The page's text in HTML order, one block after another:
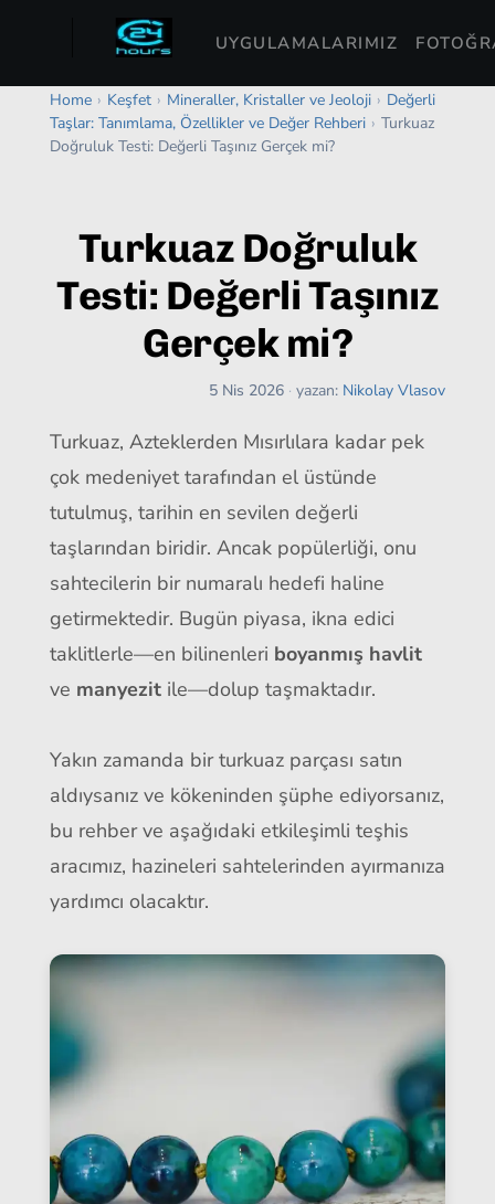
UYGULAMALARIMIZ
Home › Keşfet › Mineraller, Kristaller ve Jeoloji › Değerli
Taşlar: Tanımlama, Özellikler ve Değer Rehberi › Turkuaz
Doğruluk Testi: Değerli Taşınız Gerçek mi?
Turkuaz Doğruluk
Testi: Değerli Taşınız
Gerçek mi?
5 Nis 2026 ·yazan: Nikolay Vlasov
Turkuaz, Azteklerden Mısırlılara kadar pek
çok medeniyet tarafından el üstünde
tutulmuş, tarihin en sevilen değerli
taşlarından biridir. Ancak popülerliği, onu
sahtecilerin bir numaralı hedefi haline
getirmektedir. Bugün piyasa, ikna edici
taklitlerle—en bilinenleri boyanmış havlit
ve manyezitile—dolup taşmaktadır.
Yakın zamanda bir turkuaz parçası satın
aldıysanız ve kökeninden şüphe ediyorsanız,
bu rehber ve aşağıdaki etkileşimli teşhis
aracımız, hazineleri sahtelerinden ayırmanıza
yardımcı olacaktır.